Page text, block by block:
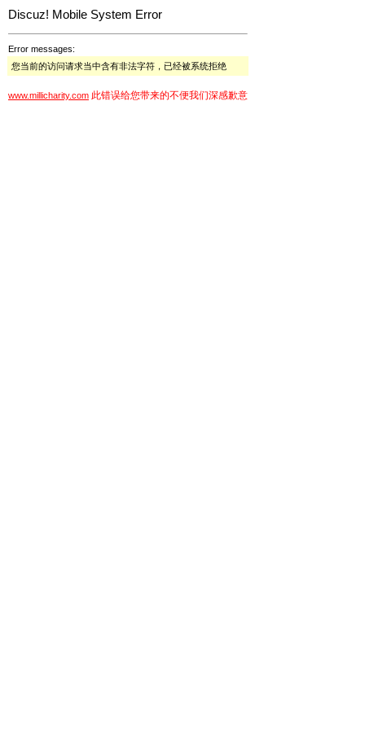
Discuz! Mobile System Error
Error messages:
您当前的访问请求当中含有非法字符，已经被系统拒绝
www.millicharity.com 此错误给您带来的不便我们深感歉意